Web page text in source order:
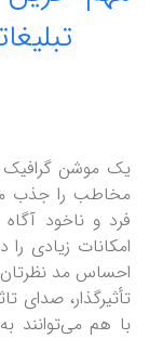
یک موشن گرافیک
مخاطب را جذب
فرد و ناخود آگاه
امکانات زیادی را
احساس مد
تأثیرگذار، صدای
با هم می‌توانند